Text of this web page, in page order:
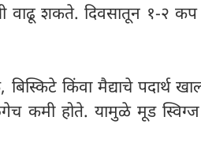
वाढू शकते. दिवसातून १-२
किंवा मैद्याचे पदार्थ
कमी होते. यामुळे मूड स्विग्ज